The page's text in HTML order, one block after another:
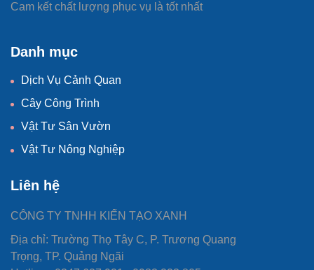
Cam kết chất lượng phục vụ là tốt nhất
Danh mục
Dịch Vụ Cảnh Quan
Cây Công Trình
Vật Tư Sân Vườn
Vật Tư Nông Nghiệp
Liên hệ
CÔNG TY TNHH KIẾN TẠO XANH
Địa chỉ: Trường Thọ Tây C, P. Trương Quang
Trọng, TP. Quảng Ngãi